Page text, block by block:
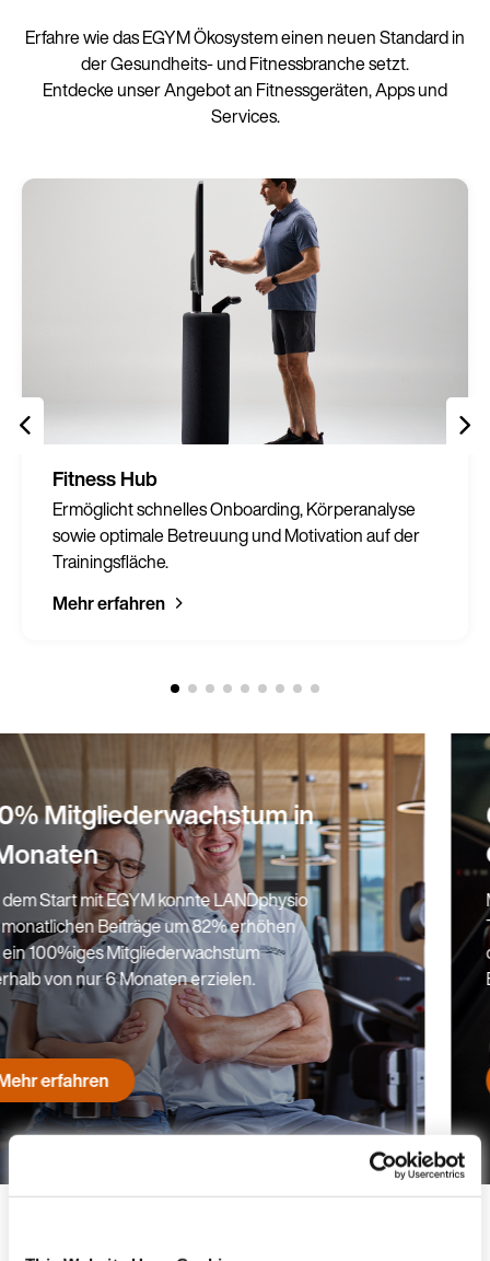
Erfahre wie das EGYM Ökosystem einen neuen Standard in
der Gesundheits- und Fitnessbranche setzt.
Entdecke unser Angebot an Fitnessgeräten, Apps und
Services.
Fitness Hub
Ermöglicht schnelles Onboarding, Körperanalyse
sowie optimale Betreuung und Motivation auf der
Trainingsfläche.
Mehr erfahren
60 Studios mit dem EGYM
Ökosystem
Mit EGYM hat Fitness First die ganze
Trainingsfläche digitalisiert. Sie setzen
deutschlandweit in nahezu allen 60 Clubs auf
EGYM.
Mehr erfahren
Bist du bereit, dein Studio zu